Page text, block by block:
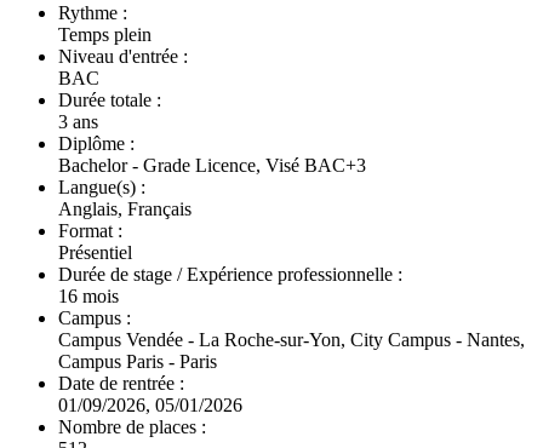
Rythme :
Temps plein
Niveau d'entrée :
BAC
Durée totale :
3 ans
Diplôme :
Bachelor - Grade Licence, Visé BAC+3
Langue(s) :
Anglais, Français
Format :
Présentiel
Durée de stage / Expérience professionnelle :
16 mois
Campus :
Campus Vendée - La Roche-sur-Yon, City Campus - Nantes,
Campus Paris - Paris
Date de rentrée :
01/09/2026, 05/01/2026
Nombre de places :